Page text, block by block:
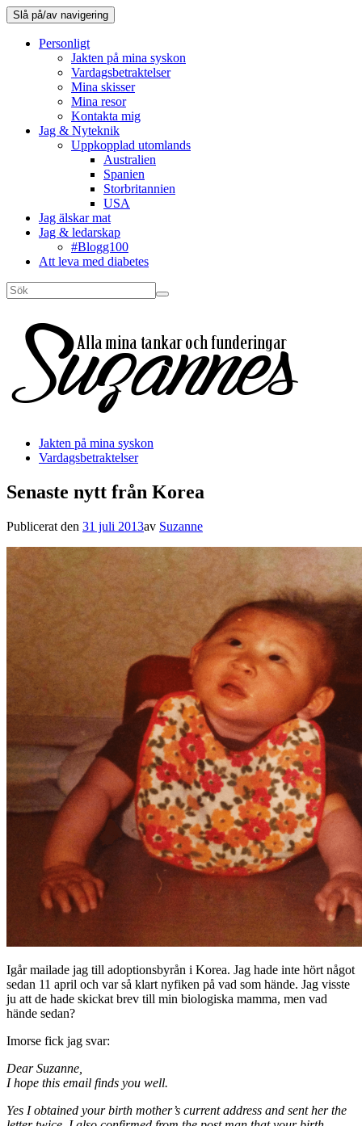
Slå på/av navigering
Personligt
Jakten på mina syskon
Vardagsbetraktelser
Mina skisser
Mina resor
Kontakta mig
Jag & Nyteknik
Uppkopplad utomlands
Australien
Spanien
Storbritannien
USA
Jag älskar mat
Jag & ledarskap
#Blogg100
Att leva med diabetes
Jakten på mina syskon
Vardagsbetraktelser
Senaste nytt från Korea
Publicerat den 31 juli 2013av Suzanne
Igår mailade jag till adoptionsbyrån i Korea. Jag hade inte hört något
sedan 11 april och var så klart nyfiken på vad som hände. Jag visste
ju att de hade skickat brev till min biologiska mamma, men vad
hände sedan?
Imorse fick jag svar:
Dear Suzanne,
I hope this email finds you well.
Yes I obtained your birth mother’s current address and sent her the